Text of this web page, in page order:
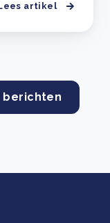
artikel
berichten